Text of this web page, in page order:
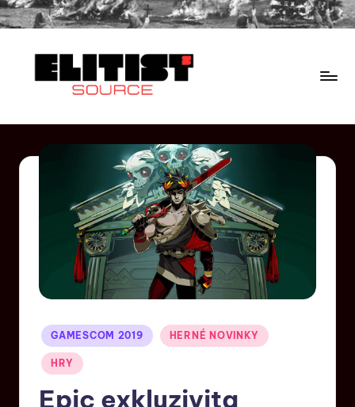
GAMESCOM 2019 HERNÉ NOVINKY
HRY
Epic exkluzivita